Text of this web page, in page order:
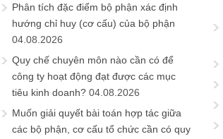
Phân tích đặc điểm bộ phận xác định
hướng chỉ huy (cơ cấu) của bộ phận
04.08.2026
Quy chế chuyên môn nào cần có để
công ty hoạt động đạt được các mục
tiêu kinh doanh? 04.08.2026
Muốn giải quyết bài toán hợp tác giữa
các bộ phận, cơ cấu tổ chức cần có quy